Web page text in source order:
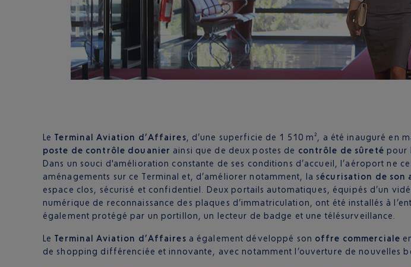
Le Terminal Aviation d’Affaires, d’une superficie de 1 510 m², a été inauguré en
poste de contrôle douanier ainsi que de deux postes de contrôle de sûreté pour
Dans un souci d'amélioration constante de ses conditions d’accueil, l’aéroport ne
aménagements sur ce Terminal et, d’améliorer notamment, la sécurisation de son
espace clos, sécurisé et confidentiel. Deux portails automatiques, équipés d’un
numérique de reconnaissance des plaques d’immatriculation, ont été installés à
également protégé par un portillon, un lecteur de badge et une télésurveillance.
Le Terminal Aviation d’Affaires a également développé son offre commerciale
de shopping différenciée et innovante, avec notamment l’ouverture de nouvelles